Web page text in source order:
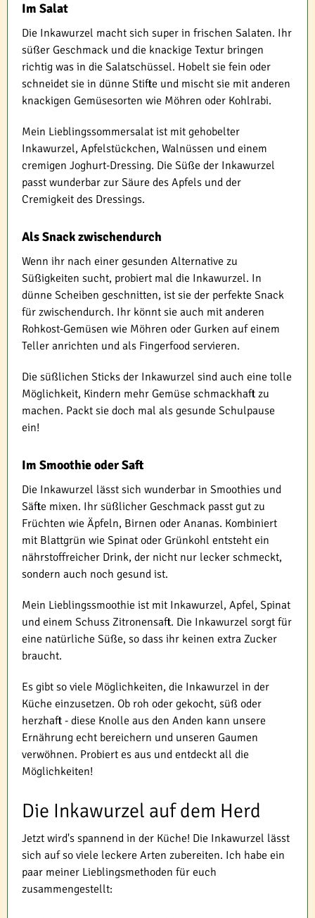
Im Salat
Die Inkawurzel macht sich super in frischen Salaten. Ihr
süßer Geschmack und die knackige Textur bringen
richtig was in die Salatschüssel. Hobelt sie fein oder
schneidet sie in dünne Stifte und mischt sie mit anderen
knackigen Gemüsesorten wie Möhren oder Kohlrabi.
Mein Lieblingssommersalat ist mit gehobelter
Inkawurzel, Apfelstückchen, Walnüssen und einem
cremigen Joghurt-Dressing. Die Süße der Inkawurzel
passt wunderbar zur Säure des Apfels und der
Cremigkeit des Dressings.
Als Snack zwischendurch
Wenn ihr nach einer gesunden Alternative zu
Süßigkeiten sucht, probiert mal die Inkawurzel. In
dünne Scheiben geschnitten, ist sie der perfekte Snack
für zwischendurch. Ihr könnt sie auch mit anderen
Rohkost-Gemüsen wie Möhren oder Gurken auf einem
Teller anrichten und als Fingerfood servieren.
Die süßlichen Sticks der Inkawurzel sind auch eine tolle
Möglichkeit, Kindern mehr Gemüse schmackhaft zu
machen. Packt sie doch mal als gesunde Schulpause
ein!
Im Smoothie oder Saft
Die Inkawurzel lässt sich wunderbar in Smoothies und
Säfte mixen. Ihr süßlicher Geschmack passt gut zu
Früchten wie Äpfeln, Birnen oder Ananas. Kombiniert
mit Blattgrün wie Spinat oder Grünkohl entsteht ein
nährstoffreicher Drink, der nicht nur lecker schmeckt,
sondern auch noch gesund ist.
Mein Lieblingssmoothie ist mit Inkawurzel, Apfel, Spinat
und einem Schuss Zitronensaft. Die Inkawurzel sorgt für
eine natürliche Süße, so dass ihr keinen extra Zucker
braucht.
Es gibt so viele Möglichkeiten, die Inkawurzel in der
Küche einzusetzen. Ob roh oder gekocht, süß oder
herzhaft - diese Knolle aus den Anden kann unsere
Ernährung echt bereichern und unseren Gaumen
verwöhnen. Probiert es aus und entdeckt all die
Möglichkeiten!
Die Inkawurzel auf dem Herd
Jetzt wird's spannend in der Küche! Die Inkawurzel lässt
sich auf so viele leckere Arten zubereiten. Ich habe ein
paar meiner Lieblingsmethoden für euch
zusammengestellt: